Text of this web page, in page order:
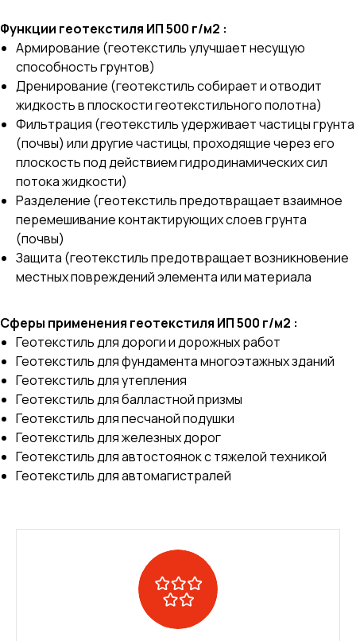
Функции геотекстиля ИП 500 г/м2 :
Армирование (геотекстиль улучшает несущую
способность грунтов)
Дренирование (геотекстиль собирает и отводит
жидкость в плоскости геотекстильного полотна)
Фильтрация (геотекстиль удерживает частицы грунта
(почвы) или другие частицы, проходящие через его
плоскость под действием гидродинамических сил
потока жидкости)
Разделение (геотекстиль предотвращает взаимное
перемешивание контактирующих слоев грунта
(почвы)
Защита (геотекстиль предотвращает возникновение
местных повреждений элемента или материала
Сферы применения геотекстиля ИП 500 г/м2 :
Геотекстиль для дороги и дорожных работ
Геотекстиль для фундамента многоэтажных зданий
Геотекстиль для утепления
Геотекстиль для балластной призмы
Геотекстиль для песчаной подушки
Геотекстиль для железных дорог
Геотекстиль для автостоянок с тяжелой техникой
Геотекстиль для автомагистралей